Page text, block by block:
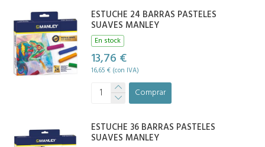
ESTUCHE 24 BARRAS PASTELES
SUAVES MANLEY
En stock
13,76 €
16,65 € (con IVA)
Comprar
ESTUCHE 36 BARRAS PASTELES
SUAVES MANLEY